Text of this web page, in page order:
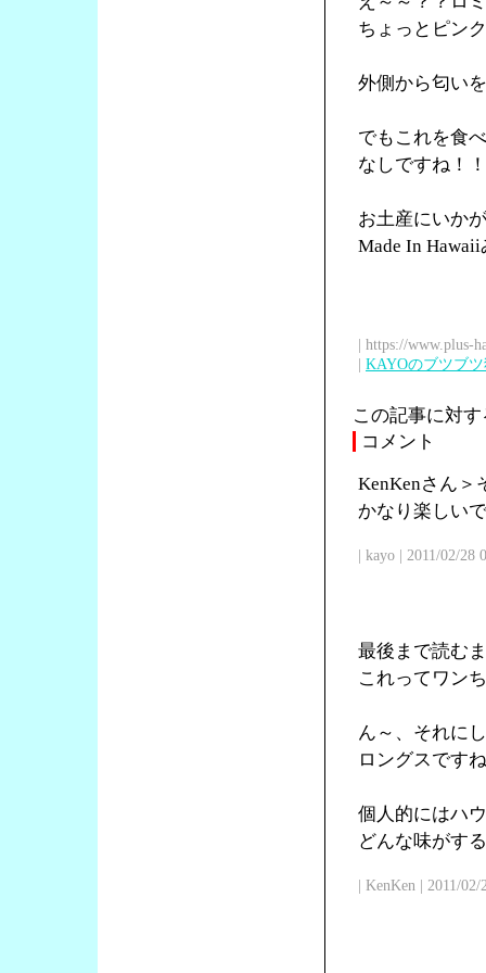
ちょっとピン
外側から匂い
でもこれを食
なしですね！
お土産にいか
Made In
| https://www.plus-
| KAYOのブツブ
この記事に対
コメント
KenKenさん＞
かなり楽しい
| kayo | 2011/02/28
最後まで読む
これってワン
ん～、それに
ロングスです
個人的にはハ
どんな味がす
| KenKen | 2011/